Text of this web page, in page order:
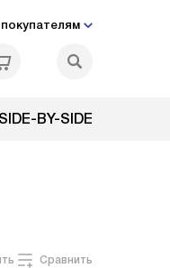
SIDE-BY-SIDE
Сравнить